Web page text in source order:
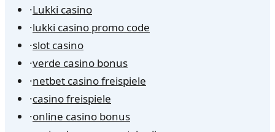
·Lukki casino
·lukki casino promo code
·slot casino
·verde casino bonus
·netbet casino freispiele
·casino freispiele
·online casino bonus